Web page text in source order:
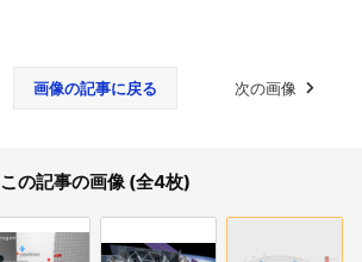
画像の記事に戻る 次の画像
この記事の画像 (全4枚)